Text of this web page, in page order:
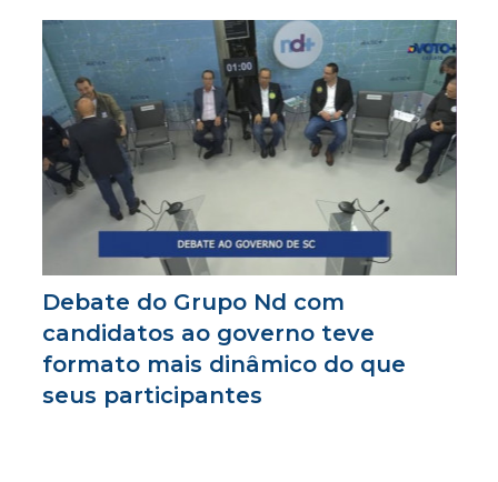
Debate do Grupo Nd com
candidatos ao governo teve
formato mais dinâmico do que
seus participantes